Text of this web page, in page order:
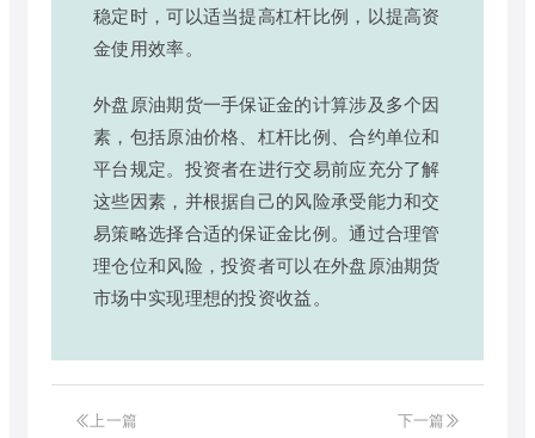
稳定时，可以适当提高杠杆比例，以提高资
金使用效率。
外盘原油期货一手保证金的计算涉及多个因
素，包括原油价格、杠杆比例、合约单位和
平台规定。投资者在进行交易前应充分了解
这些因素，并根据自己的风险承受能力和交
易策略选择合适的保证金比例。通过合理管
理仓位和风险，投资者可以在外盘原油期货
市场中实现理想的投资收益。
上一篇 下一篇